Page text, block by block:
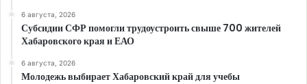
6 августа, 2026
Субсидии СФР помогли трудоустроить свыше 700 жителей
Хабаровского края и ЕАО
6 августа, 2026
Молодежь выбирает Хабаровский край для учебы